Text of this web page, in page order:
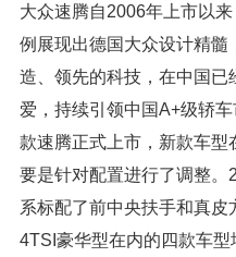
大众速腾自2006年上市以
例展现出德国大众设计精髓
造、领先的科技，在中国
爱，持续引领中国A+级轿
款速腾正式上市，新款车型
要是针对配置进行了调整。
系标配了前中央扶手和真
4TSI豪华型在内的四款车